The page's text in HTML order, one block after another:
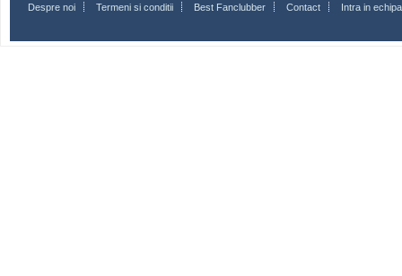
Despre noi Termeni si conditii Best Fanclubber Contact Intra in